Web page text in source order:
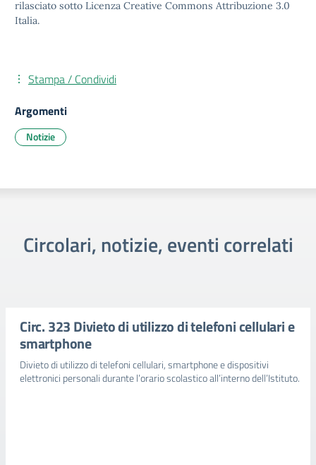
rilasciato sotto Licenza Creative Commons Attribuzione 3.0
Italia.
Stampa / Condividi
Argomenti
Notizie
Circolari, notizie, eventi correlati
Circ. 323 Divieto di utilizzo di telefoni cellulari e
smartphone
Divieto di utilizzo di telefoni cellulari, smartphone e dispositivi
elettronici personali durante l’orario scolastico all’interno dell’Istituto.